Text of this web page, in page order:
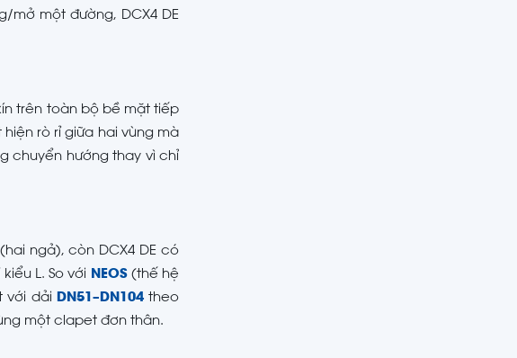
mở một đường, DCX4 DE
trên toàn bộ bề mặt tiếp
rò rỉ giữa hai vùng mà
chuyển hướng thay vì chỉ
ngả), còn DCX4 DE có
L. So với NEOS(thế hệ
với dải DN51–DN104theo
một clapet đơn thân.